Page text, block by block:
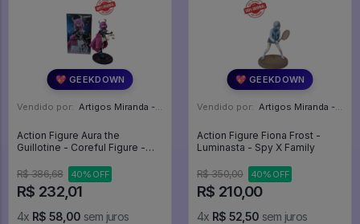
💖 GEEKDOWN
Vendido por: Artigos Miranda - RJ
Action Figure Aura the
Guillotine - Coreful Figure -
R$ 386,68
40% OFF
R$ 232,01
4x R$ 58,00 sem juros
💖 GEEKDOWN
Vendido por: Artigos Miranda - RJ
Action Figure Fiona Frost -
Luminasta - Spy X Family
R$ 350,00 40% OFF
R$ 210,00
4x R$ 52,50 sem juros